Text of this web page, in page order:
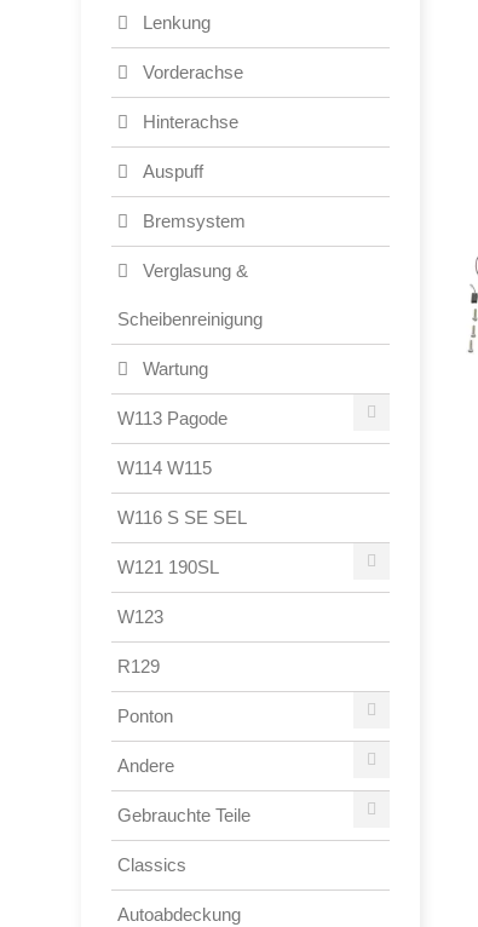
Lenkung
Vorderachse
Hinterachse
Auspuff
Bremsystem
Verglasung &
Scheibenreinigung
Wartung
W113 Pagode
W114 W115
W116 S SE SEL
W121 190SL
W123
R129
Ponton
Andere
Gebrauchte Teile
Classics
Autoabdeckung